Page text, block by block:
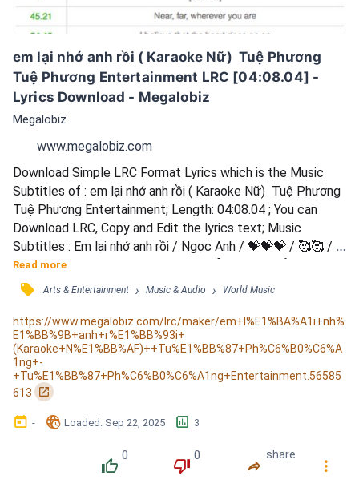
em lại nhớ anh rồi ( Karaoke Nữ)  Tuệ Phương
Tuệ Phương Entertainment LRC [04:08.04] -
Lyrics Download - Megalobiz
Megalobiz
www.megalobiz.com
Download Simple LRC Format Lyrics which is the Music
Subtitles of : em lại nhớ anh rồi ( Karaoke Nữ)  Tuệ Phương
Tuệ Phương Entertainment; Length: 04:08.04 ; You can
Download LRC, Copy and Edit the lyrics text; Music
Subtitles : Em lại nhớ anh rồi / Ngọc Anh / 💝💝💝 / 🥰🥰 /
🥰 / ----- / Tại sao đêm đã khuya / Vẫn không ngủ được /
Con tim em vấn vương đến hoang đường / Càng về đêm
lòng càng đau thêm / Từng vết xước vẫn âm thầm nhỏ máu
/ Rời xa nhau / Vẫn mong hỏi thăm một lần / Nhưng chẳng
còn lý do...
Read more
󰓹 Arts & Entertainment › Music & Audio › World Music
https://www.megalobiz.com/lrc/maker/em+l%E1%BA%A1i+nh%
E1%BB%9B+anh+r%E1%BB%93i+
(Karaoke+N%E1%BB%AF)++Tu%E1%BB%87+Ph%C6%B0%C6%A
1ng+-
+Tu%E1%BB%87+Ph%C6%B0%C6%A1ng+Entertainment.56585
613
󰏌
󰃶 - 󱉊 Loaded: Sep 22, 2025 󱕎 3
󰔔
0
󰔒
0
󰤲
share
󰇙